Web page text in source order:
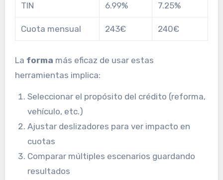
TIN 6.99% 7.25%
Cuota mensual 243€ 240€
La forma más eficaz de usar estas
herramientas implica:
Seleccionar el propósito del crédito (reforma,
vehículo, etc.)
Ajustar deslizadores para ver impacto en
cuotas
Comparar múltiples escenarios guardando
resultados